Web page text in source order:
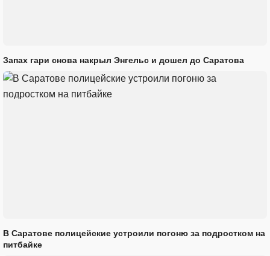
Запах гари снова накрыл Энгельс и дошел до Саратова
В Саратове полицейские устроили погоню за подростком на
питбайке